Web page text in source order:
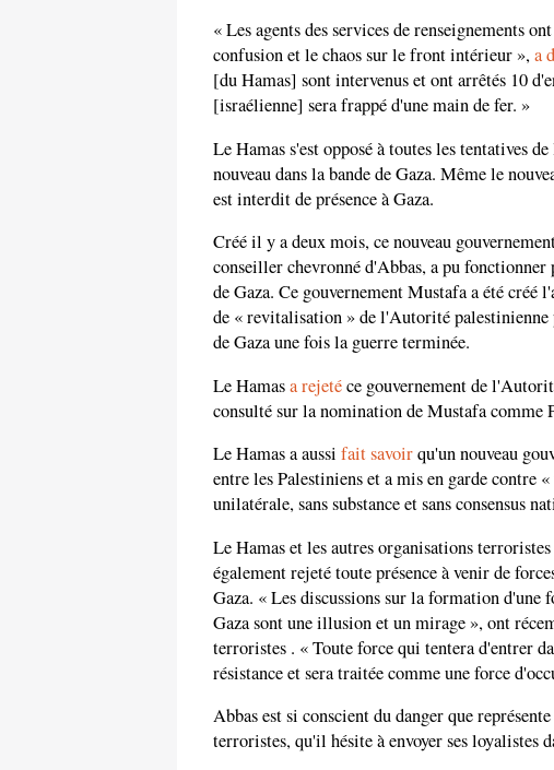
« Les agents des services de renseignements
confusion et le chaos sur le front intérieur »,a
[du Hamas] sont intervenus et ont arrêtés 10
[israélienne] sera frappé d'une main de fer. »
Le Hamas s'est opposé à toutes les tentatives
nouveau dans la bande de Gaza. Même le
est interdit de présence à Gaza.
Créé il y a deux mois, ce nouveau
conseiller chevronné d'Abbas, a pu fonctionner
de Gaza. Ce gouvernement Mustafa a été
de « revitalisation » de l'Autorité
de Gaza une fois la guerre terminée.
Le Hamasa rejetéce gouvernement de
consulté sur la nomination de Mustafa comme
Le Hamas a aussi fait savoirqu'un nouveau
entre les Palestiniens et a mis en garde contre
unilatérale, sans substance et sans consensus
Le Hamas et les autres organisations
également rejeté toute présence à venir de
Gaza. « Les discussions sur la formation d'une
Gaza sont une illusion et un mirage », ont
terroristes . « Toute force qui tentera d'entrer
résistance et sera traitée comme une force
Abbas est si conscient du danger que
terroristes, qu'il hésite à envoyer ses loyalistes